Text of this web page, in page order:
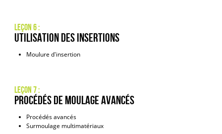
Leçon 6 :
Utilisation des insertions
Moulure d'insertion
Leçon 7 :
Procédés de moulage avancés
Procédés avancés
Surmoulage multimatériaux